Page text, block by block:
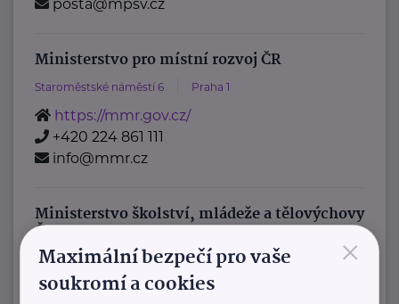
posta@mpsv.cz
Ministerstvo pro místní rozvoj ČR
Staroměstské náměstí 6 Praha 1
https://mmr.gov.cz/
+420 224 861 111
info@mmr.cz
Ministerstvo školství, mládeže a tělovýchovy
ČR
Karmelitská 529/5 Praha 1
Pověřenec pro ochranu osobních údajů
×
Maximální bezpečí pro vaše
soukromí a cookies